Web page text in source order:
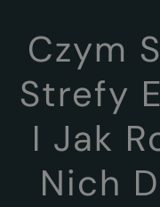
Czym
Strefy
I Jak
Nich